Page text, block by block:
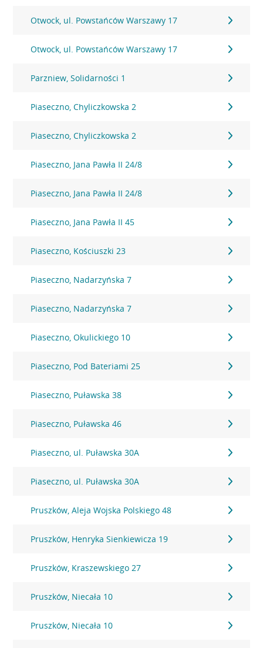
Otwock, ul. Powstańców Warszawy 17
Otwock, ul. Powstańców Warszawy 17
Parzniew, Solidarności 1
Piaseczno, Chyliczkowska 2
Piaseczno, Chyliczkowska 2
Piaseczno, Jana Pawła II 24/8
Piaseczno, Jana Pawła II 24/8
Piaseczno, Jana Pawła II 45
Piaseczno, Kościuszki 23
Piaseczno, Nadarzyńska 7
Piaseczno, Nadarzyńska 7
Piaseczno, Okulickiego 10
Piaseczno, Pod Bateriami 25
Piaseczno, Puławska 38
Piaseczno, Puławska 46
Piaseczno, ul. Puławska 30A
Piaseczno, ul. Puławska 30A
Pruszków, Aleja Wojska Polskiego 48
Pruszków, Henryka Sienkiewicza 19
Pruszków, Kraszewskiego 27
Pruszków, Niecała 10
Pruszków, Niecała 10